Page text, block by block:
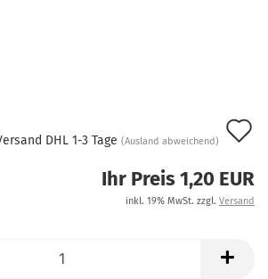
DHL 1-3 Tage (Ausland abweichend)
Ihr Preis 1,20 EUR
inkl. 19% MwSt. zzgl. Versand